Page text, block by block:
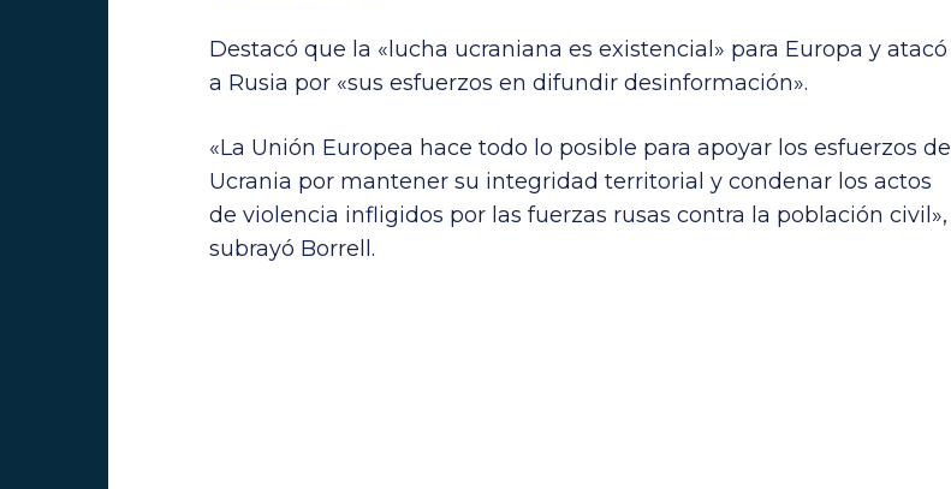
Destacó que la «lucha ucraniana es existencial» para Europa y atacó
a Rusia por «sus esfuerzos en difundir desinformación».
«La Unión Europea hace todo lo posible para apoyar los esfuerzos de
Ucrania por mantener su integridad territorial y condenar los actos
de violencia infligidos por las fuerzas rusas contra la población civil»,
subrayó Borrell.